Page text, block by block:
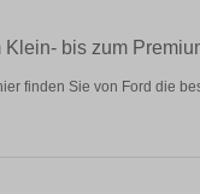
bis zum
finden Sie von Ford die